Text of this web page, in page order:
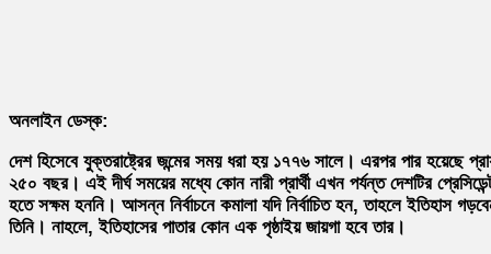
অনলাইন ডেস্ক:
দেশ হিসেবে যুক্তরাষ্ট্রের জন্মের সময় ধরা হয় ১৭৭৬ সালে। এরপর পার হয়েছে
২৫০ বছর। এই দীর্ঘ সময়ের মধ্যে কোন নারী প্রার্থী এখন পর্যন্ত দেশটির
হতে সক্ষম হননি। আসন্ন নির্বাচনে কমালা যদি নির্বাচিত হন, তাহলে ইতিহাস
তিনি। নাহলে, ইতিহাসের পাতার কোন এক পৃষ্ঠাইয় জায়গা হবে তার।